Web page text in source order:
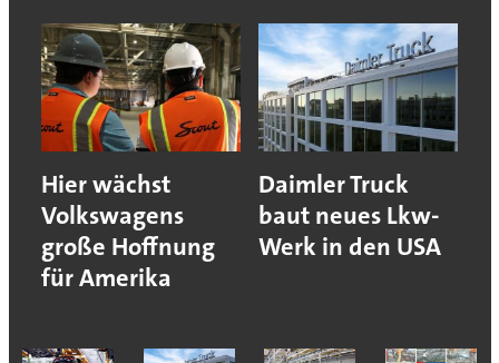
Hier wächst
Volkswagens
große Hoffnung
für Amerika
Daimler Truck
baut neues Lkw-
Werk in den USA